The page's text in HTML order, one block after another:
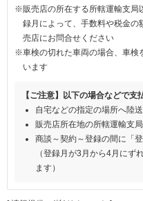
※販売店の所在する所轄運輸支局
録月によって、手数料や税金の
売店にお問合せください
※車検の切れた車両の場合、車検
います
【ご注意】以下の場合などで支
自宅などの指定の場所へ陸
販売店所在地の所轄運輸支
商談～契約～登録の間に「
（登録月が3月から4月にず
ます）